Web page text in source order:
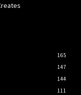
165
147
144
111